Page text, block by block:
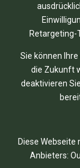
Retargeting-
Sie können
die Zukunft
deaktivieren
Diese
Anbieters: